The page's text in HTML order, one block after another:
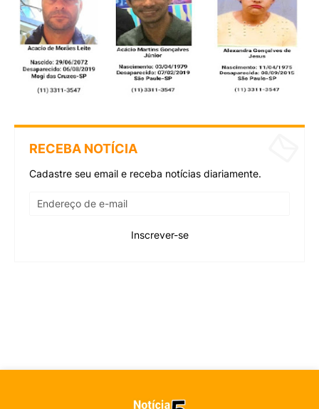
RECEBA NOTÍCIA
Cadastre seu email e receba notícias diariamente.